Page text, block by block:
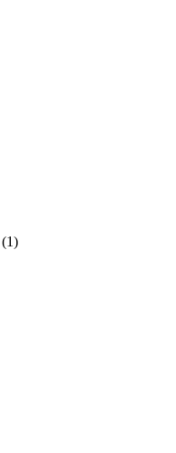
(1)